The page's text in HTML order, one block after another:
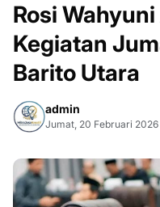
Rosi
Kegiatan
Barito Utara
admin
Jumat, 20 Februari 2026